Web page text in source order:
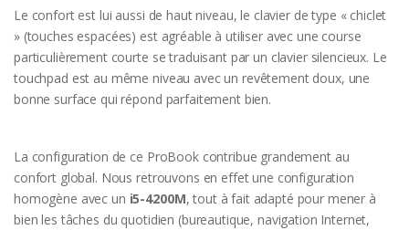
Le confort est lui aussi de haut niveau, le clavier de type « chiclet
» (touches espacées) est agréable à utiliser avec une course
particulièrement courte se traduisant par un clavier silencieux. Le
touchpad est au même niveau avec un revêtement doux, une
bonne surface qui répond parfaitement bien.
La configuration de ce ProBook contribue grandement au
confort global. Nous retrouvons en effet une configuration
homogène avec un i5-4200M, tout à fait adapté pour mener à
bien les tâches du quotidien (bureautique, navigation Internet,